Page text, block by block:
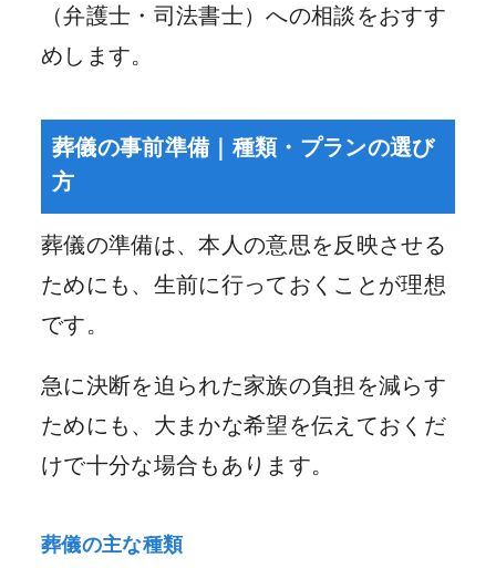
（弁護士・司法書士）への相談をおすす
めします。
葬儀の事前準備｜種類・プランの選び
方
葬儀の準備は、本人の意思を反映させる
ためにも、生前に行っておくことが理想
です。
急に決断を迫られた家族の負担を減らす
ためにも、大まかな希望を伝えておくだ
けで十分な場合もあります。
葬儀の主な種類